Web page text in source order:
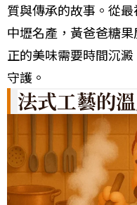
質與傳承的故事。從
中壢名產，黃爸爸糖
正的美味需要時間沉
守護。
法式工藝的